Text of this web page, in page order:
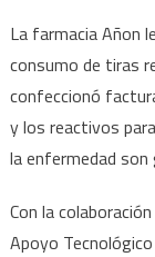
La farmacia Añon
consumo de tiras
confeccionó
y los reactivos
la enfermedad
Con la
Apoyo